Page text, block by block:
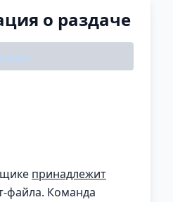
о раздаче
принадлежит
файла. Команда